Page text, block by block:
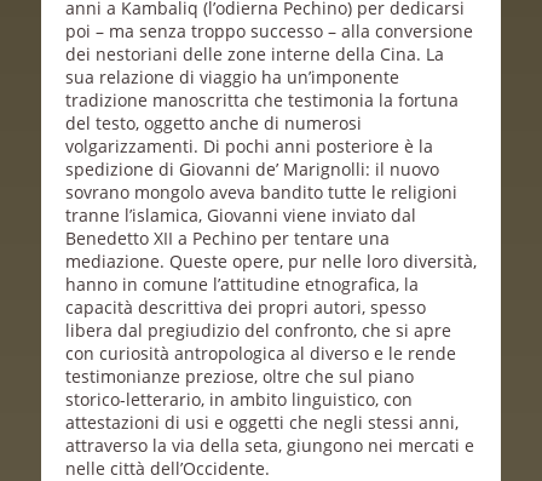
anni a Kambaliq (l’odierna Pechino) per dedicarsi
poi – ma senza troppo successo – alla conversione
dei nestoriani delle zone interne della Cina. La
sua relazione di viaggio ha un’imponente
tradizione manoscritta che testimonia la fortuna
del testo, oggetto anche di numerosi
volgarizzamenti. Di pochi anni posteriore è la
spedizione di Giovanni de’ Marignolli: il nuovo
sovrano mongolo aveva bandito tutte le religioni
tranne l’islamica, Giovanni viene inviato dal
Benedetto XII a Pechino per tentare una
mediazione. Queste opere, pur nelle loro diversità,
hanno in comune l’attitudine etnografica, la
capacità descrittiva dei propri autori, spesso
libera dal pregiudizio del confronto, che si apre
con curiosità antropologica al diverso e le rende
testimonianze preziose, oltre che sul piano
storico-letterario, in ambito linguistico, con
attestazioni di usi e oggetti che negli stessi anni,
attraverso la via della seta, giungono nei mercati e
nelle città dell’Occidente.